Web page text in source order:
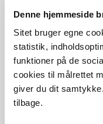
Denne hjemmeside
Sitet bruger egne
statistik,
funktioner på de
cookies til målrettet
giver du dit
tilbage.
Parkering
Med offentlig
Google Maps
Der er ingen